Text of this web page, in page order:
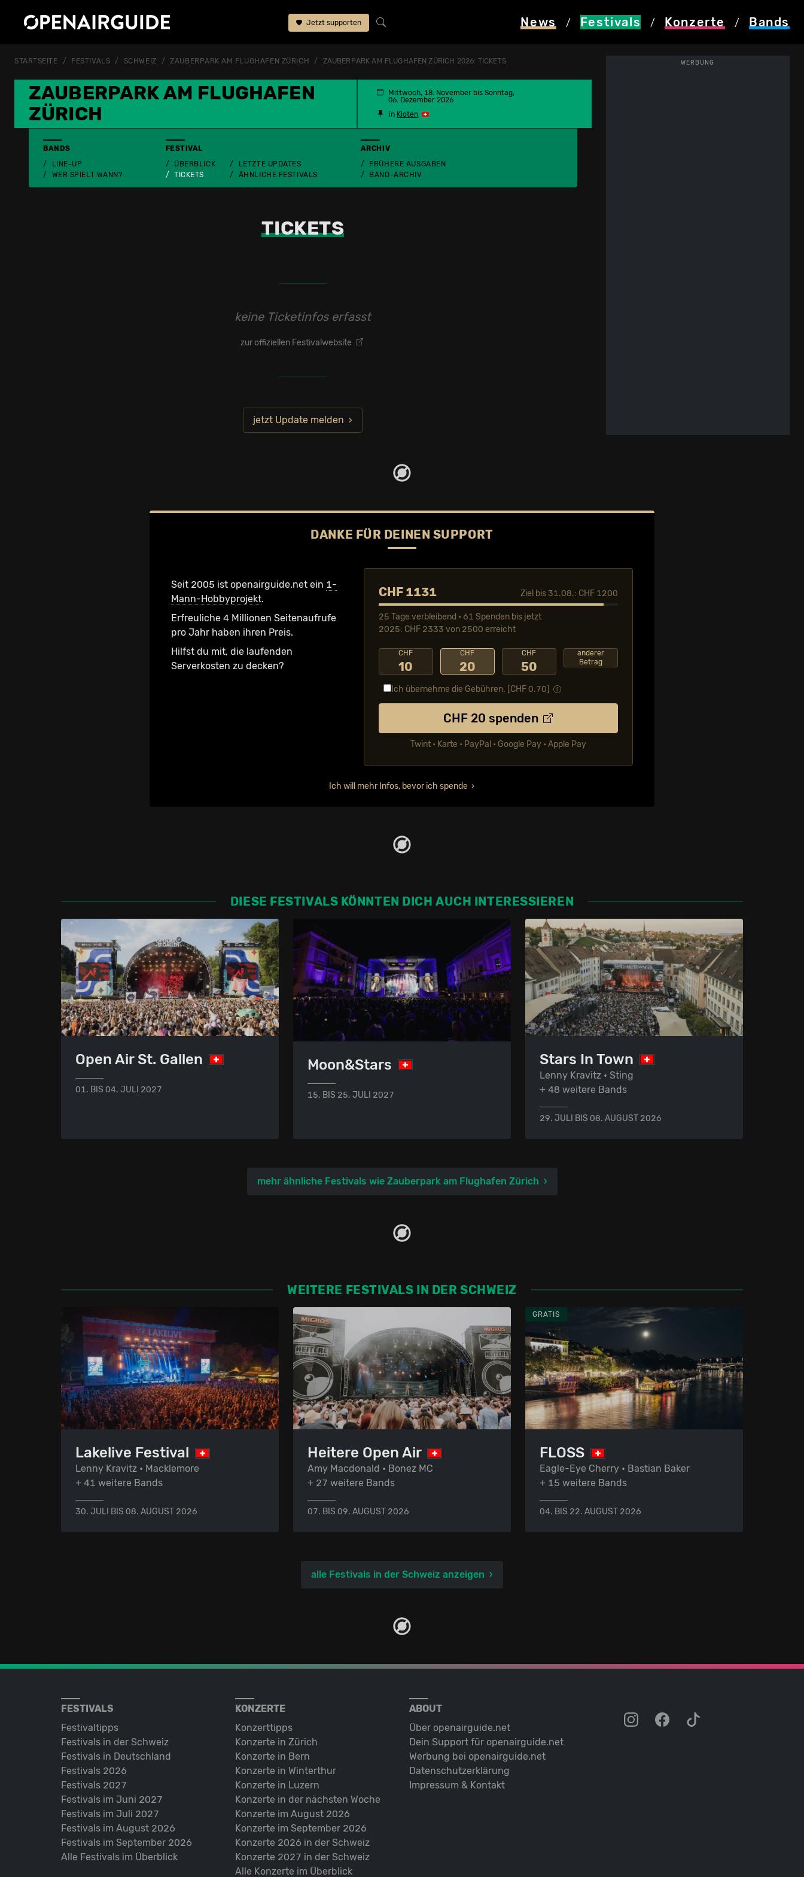
Jetzt supporten News / Festivals / Konzerte / Bands
WERBUNG
STARTSEITE FESTIVALS SCHWEIZ ZAUBERPARK AM FLUGHAFEN ZÜRICH ZAUBERPARK AM FLUGHAFEN ZÜRICH 2026: TICKETS
ZAUBERPARK AM FLUGHAFEN
ZÜRICH
Mittwoch, 18. November bis Sonntag,
06. Dezember 2026
in Kloten
BANDS
LINE-UP
WER SPIELT WANN?
FESTIVAL
ÜBERBLICK
TICKETS
LETZTE UPDATES
ÄHNLICHE FESTIVALS
ARCHIV
FRÜHERE AUSGABEN
BAND-ARCHIV
TICKETS
keine Ticketinfos erfasst
zur offiziellen Festivalwebsite
jetzt Update melden
DANKE FÜR DEINEN SUPPORT
Seit 2005 ist openairguide.net ein 1-
Mann-Hobbyprojekt.
Erfreuliche 4 Millionen Seiten­aufrufe
pro Jahr haben ihren Preis.
Hilfst du mit, die laufenden
Serverkosten zu decken?
CHF 1131 Ziel bis 31.08.: CHF 1200
25 Tage verbleibend • 61 Spenden bis jetzt
2025: CHF 2333 von 2500 erreicht
CHF
10
CHF
20
CHF
50
anderer
Betrag
Ich übernehme die Gebühren. [CHF0.70
CHF 20 spenden
Twint • Karte • PayPal • Google Pay • Apple Pay
Ich will mehr Infos, bevor ich spende
DIESE FESTIVALS KÖNNTEN DICH AUCH INTERESSIEREN
Open Air St. Gallen
01. BIS 04. JULI 2027
Moon&Stars
15. BIS 25. JULI 2027
Stars In Town
Lenny Kravitz • Sting
+ 48 weitere Bands
29. JULI BIS 08. AUGUST 2026
mehr ähnliche Festivals wie Zauberpark am Flughafen Zürich
WEITERE FESTIVALS IN DER SCHWEIZ
Lakelive Festival
Lenny Kravitz • Macklemore
+ 41 weitere Bands
30. JULI BIS 08. AUGUST 2026
Heitere Open Air
Amy Macdonald • Bonez MC
+ 27 weitere Bands
07. BIS 09. AUGUST 2026
GRATIS
FLOSS
Eagle-Eye Cherry • Bastian Baker
+ 15 weitere Bands
04. BIS 22. AUGUST 2026
alle Festivals in der Schweiz anzeigen
FESTIVALS
Festivaltipps
Festivals in der Schweiz
Festivals in Deutschland
Festivals 2026
Festivals 2027
Festivals im Juni 2027
Festivals im Juli 2027
Festivals im August 2026
Festivals im September 2026
Alle Festivals im Überblick
KONZERTE
Konzerttipps
Konzerte in Zürich
Konzerte in Bern
Konzerte in Winterthur
Konzerte in Luzern
Konzerte in der nächsten Woche
Konzerte im August 2026
Konzerte im September 2026
Konzerte 2026 in der Schweiz
Konzerte 2027 in der Schweiz
Alle Konzerte im Überblick
ABOUT
Über openairguide.net
Dein Support für openairguide.net
Werbung bei openairguide.net
Datenschutz­erklärung
Impressum & Kontakt